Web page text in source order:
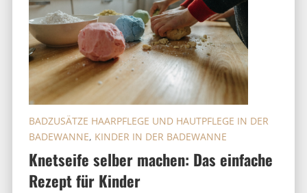
Knetseife selber machen: Das einfache
Rezept für Kinder
BADZUSÄTZE HAARPFLEGE UND HAUTPFLEGE IN DER
BADEWANNE, KINDER IN DER BADEWANNE